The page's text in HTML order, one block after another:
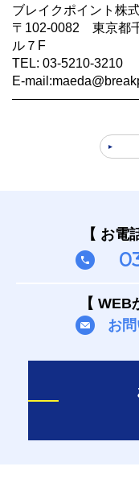
ブレイクポイント株
〒102-0082 東京都
ル７F
TEL: 03-5210-3210
E-
【 お電
【 WEB
お